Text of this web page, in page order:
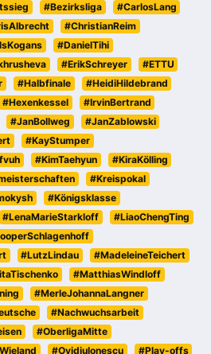
#Bezirksliga
#CarlosLang
#ChristianReim
#DanielTihi
#ErikSchreyer
#ETTU
#Halbfinale
#HeidiHildebrand
#Hexenkessel
#IrvinBertrand
#JanBollweg
#JanZablowski
#KayStumper
#KimTaehyun
#KiraKölling
#Kreispokal
#Königsklasse
#LenaMarieStarkloff
#LiaoChengTing
#LutzLindau
#MadeleineTeichert
#MatthiasWindloff
#MerleJohannaLangner
#Nachwuchsarbeit
#OberligaMitte
#OvidiuIonescu #Play-offs